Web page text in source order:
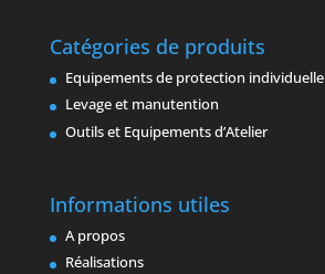
Catégories de produits
Equipements de protection individuelle
Levage et manutention
Outils et Equipements d’Atelier
Informations utiles
A propos
Réalisations